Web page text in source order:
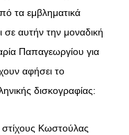
τα εμβληματικά
σε αυτήν την μοναδική
Παπαγεωργίου για
αφήσει το
δισκογραφίας:
Κωστούλας